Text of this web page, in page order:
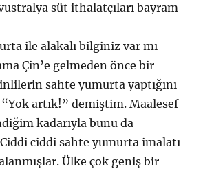
süt ithalatçıları bayram
ile alakalı bilginiz var mı
Çin’e gelmeden önce bir
sahte yumurta yaptığını
artık!” demiştim. Maalesef
kadarıyla bunu da
ciddi sahte yumurta imalatı
Ülke çok geniş bir